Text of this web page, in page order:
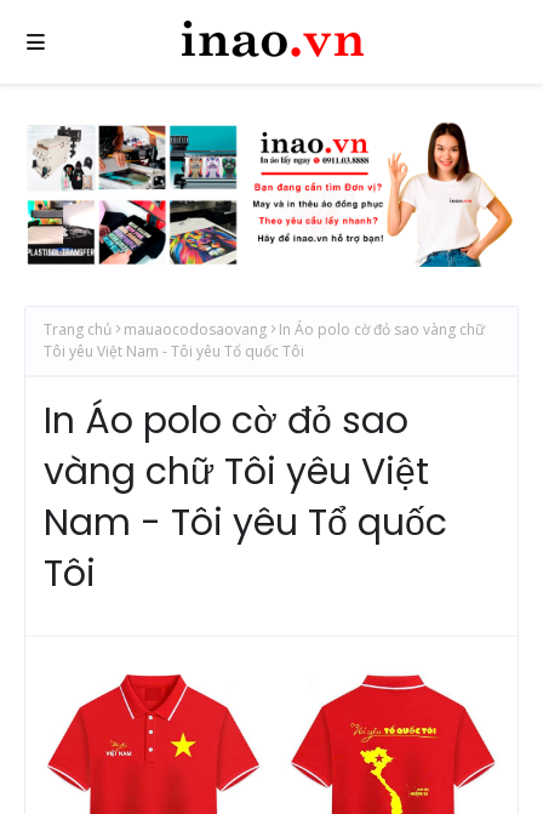
Trang chủ mauaocodosaovang
In Áo polo cờ đỏ sao vàng chữ
Tôi yêu Việt Nam - Tôi yêu Tổ quốc Tôi
In Áo polo cờ đỏ sao
vàng chữ Tôi yêu Việt
Nam - Tôi yêu Tổ quốc
Tôi